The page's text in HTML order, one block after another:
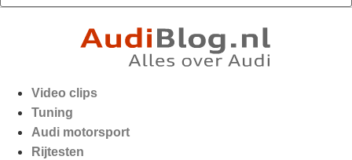
Video clips
Tuning
Audi motorsport
Rijtesten